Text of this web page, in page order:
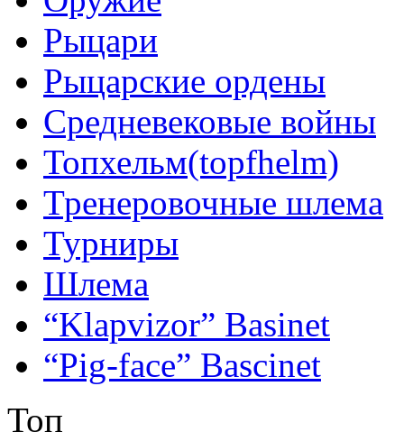
Рыцари
Рыцарские ордены
Средневековые войны
Топхельм(topfhelm)
Тренеровочные шлема
Турниры
Шлема
“Klapvizor” Basinet
“Pig-face” Bascinet
Топ